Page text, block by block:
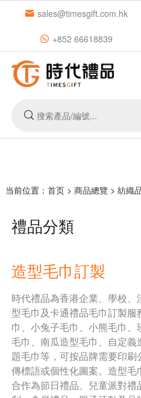
sales@timesgift.com.hk
+852 66618839
当前位置： 首页> 商品總覽 > 紡織
禮品分類
造型毛巾訂製
時代禮品為香港企業、學校
型毛巾及卡通禮品毛巾訂製
巾、小兔子毛巾、小熊毛巾
毛巾、南瓜造型毛巾、自定
題毛巾等，可按品牌需要印
傳標語或個性化圖案。造型
合作為節日禮品、兒童派對